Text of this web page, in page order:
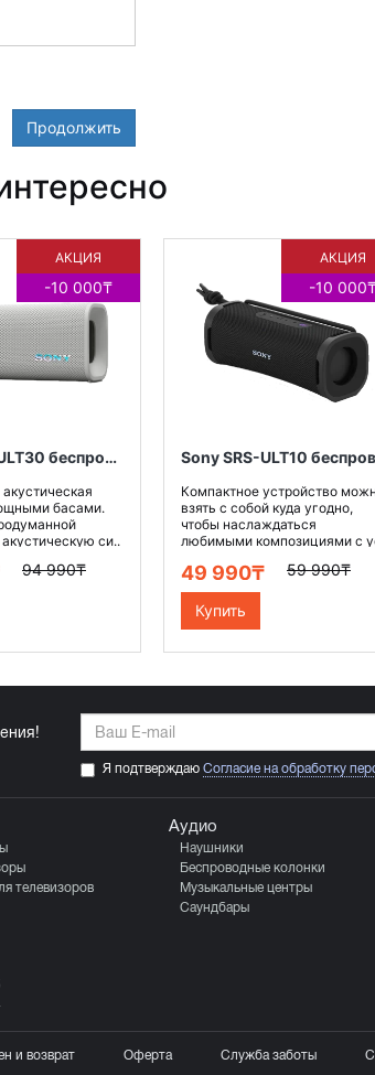
Продолжить
АКЦИЯ
-10 000₸
Sony SRS-ULT30 беспроводная колонка, цвет белый
басами.
си..
94 990₸
АКЦИЯ
-10
Компактное устройство
взять с собой куда угодно,
чтобы наслаждаться
любимыми композициями с
49 990₸ 59 990₸
Купить
Я подтверждаю Согласие на обработку
телевизоров
Аудио
Наушники
Беспроводные колонки
Музыкальные центры
Саундбары
и возврат Оферта Служба заботы